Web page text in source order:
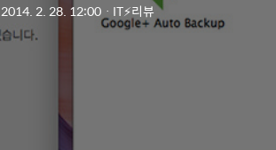
2014. 2. 28. 12:00ㆍ IT⚡리뷰